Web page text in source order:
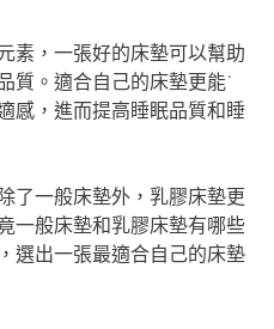
素，一張好的床墊可以幫助
質。適合自己的床墊更能˙
感，進而提高睡眠品質和睡
了一般床墊外，乳膠床墊更
一般床墊和乳膠床墊有哪些
選出一張最適合自己的床墊